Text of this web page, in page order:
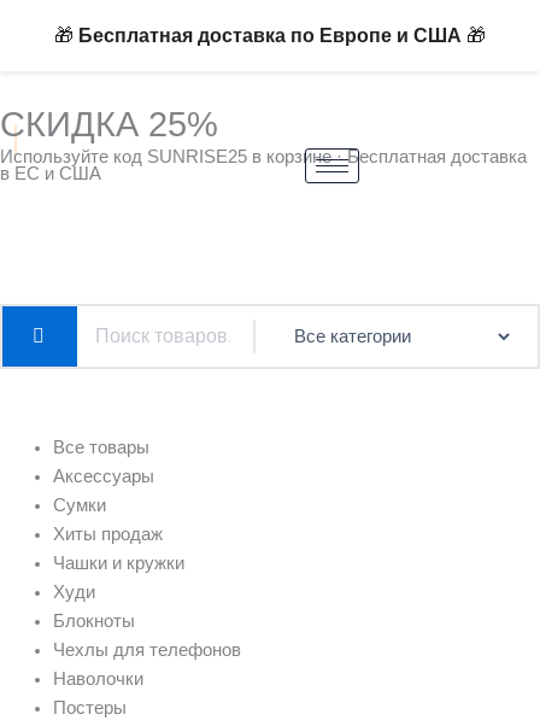
🎁 Бесплатная доставка по Европе и США 🎁
СКИДКА 25%
Используйте код SUNRISE25 в корзине · Бесплатная доставка
в ЕС и США
Все товары
Аксессуары
Сумки
Хиты продаж
Чашки и кружки
Худи
Блокноты
Чехлы для телефонов
Наволочки
Постеры